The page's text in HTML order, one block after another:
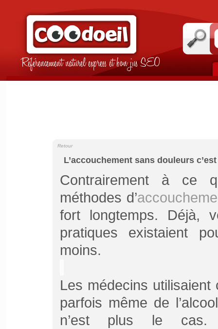
Référencement naturel express et bon jus SEO
L’accouchement sans douleurs
Retour
Contrairement à ce
méthodes d’
fort longtemps. Déjà,
pratiques existaient
moins.
Les médecins
parfois même de
n’est plus le cas.